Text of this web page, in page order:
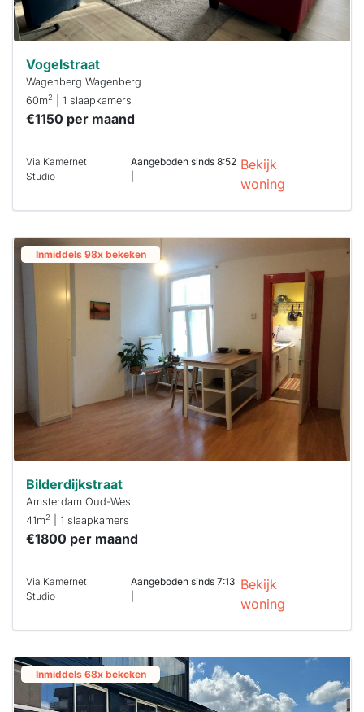
Vogelstraat
Wagenberg Wagenberg
60m2 | 1 slaapkamers
€1150 per maand
Via Kamernet
Studio
Aangeboden sinds 8:52 Bekijk
woning
Inmiddels 98x bekeken
Bilderdijkstraat
Amsterdam Oud-West
41m2 | 1 slaapkamers
€1800 per maand
Via Kamernet
Studio
Aangeboden sinds 7:13 Bekijk
woning
Inmiddels 68x bekeken